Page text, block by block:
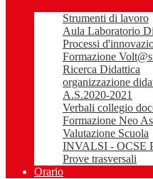
Strumenti di lavoro
Aula Laboratorio
Processi
Formazione
Ricerca Didattica
organizzazione
A.S.2020-2021
Verbali collegio
Formazione Neo
Valutazione Scuola
INVALSI - OCSE
Prove trasversali
Orario